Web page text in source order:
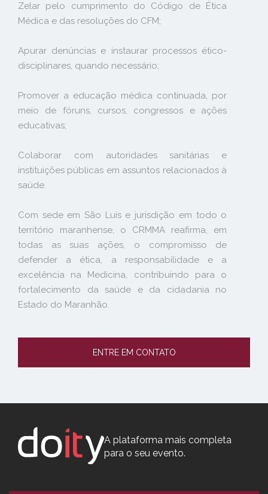
Zelar pelo cumprimento do Código de Ética
Médica e das resoluções do CFM;
Apurar denúncias e instaurar processos ético-
disciplinares, quando necessário;
Promover a educação médica continuada, por
meio de fóruns, cursos, congressos e ações
educativas;
Colaborar com autoridades sanitárias e
instituições públicas em assuntos relacionados à
saúde.
Com sede em São Luís e jurisdição em todo o
território maranhense, o CRMMA reafirma, em
todas as suas ações, o compromisso de
defender a ética, a responsabilidade e a
excelência na Medicina, contribuindo para o
fortalecimento da saúde e da cidadania no
Estado do Maranhão.
ENTRE EM CONTATO
A plataforma mais completa
para o seu evento.